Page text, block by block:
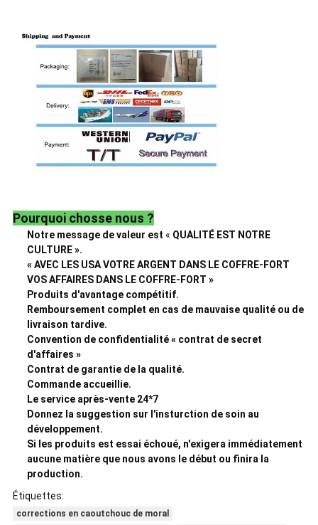
Pourquoi chosse nous ?
Notre message de valeur est « QUALITÉ EST NOTRE
CULTURE ».
« AVEC LES USA VOTRE ARGENT DANS LE COFFRE-FORT
VOS AFFAIRES DANS LE COFFRE-FORT »
Produits d'avantage compétitif.
Remboursement complet en cas de mauvaise qualité ou de
livraison tardive.
Convention de confidentialité « contrat de secret
d'affaires »
Contrat de garantie de la qualité.
Commande accueillie.
Le service après-vente 24*7
Donnez la suggestion sur l'insturction de soin au
développement.
Si les produits est essai échoué, n'exigera immédiatement
aucune matière que nous avons le début ou finira la
production.
Étiquettes:
corrections en caoutchouc de moral